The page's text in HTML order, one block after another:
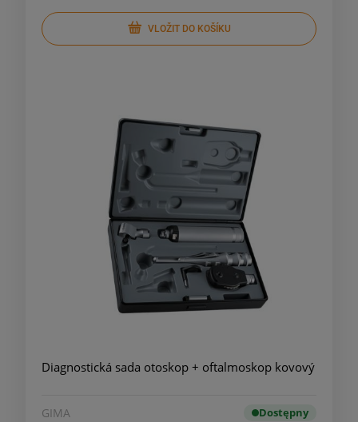
VLOŽIT DO KOŠÍKU
Diagnostická sada otoskop + oftalmoskop kovový
GIMA Dostępny